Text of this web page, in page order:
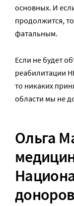
основных. И
продолжится,
фатальным.
Если не будет
реабилитации
то никаких
области мы не
Ольга